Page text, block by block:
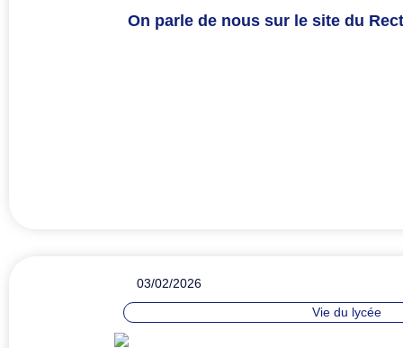
On parle de nous sur le site du
03/02/2026
Vie du lycée